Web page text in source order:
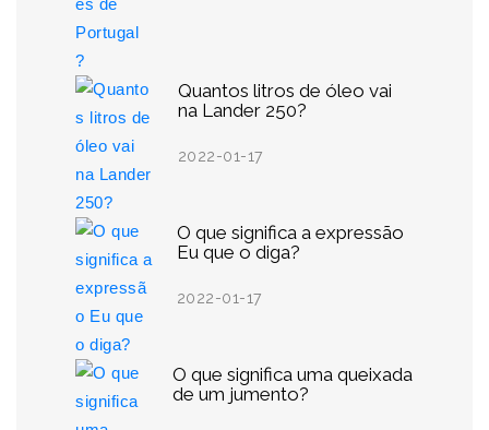
Quantos litros de óleo vai
na Lander 250?
2022-01-17
O que significa a expressão
Eu que o diga?
2022-01-17
O que significa uma queixada
de um jumento?